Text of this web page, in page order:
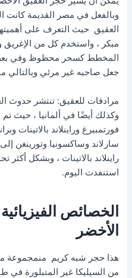
وبالفعل في مصر القديمة كانت
العقيق حيث التعرف على
مبكر ، واستخدم كل من الإغريق
المخطط كسحر محظوظ وفي بعض
جعل صاحبه غير مرئي وبالتالي
مرادفات للعقيق: تنتشر حدوث
وكذلك أيضًا في ألمانيا ، حيث
فورتمبيرغ وراينلاند بالاتينات
سارلاند وساكسونيا وتورينغن
راينلاند بالاتينات ، وبشكل أكثر
استنفدت اليوم.
الخصائص
الأخضر
هذا حجر شبه كريم منمجموعة
من السيليكا غير المتبلورة